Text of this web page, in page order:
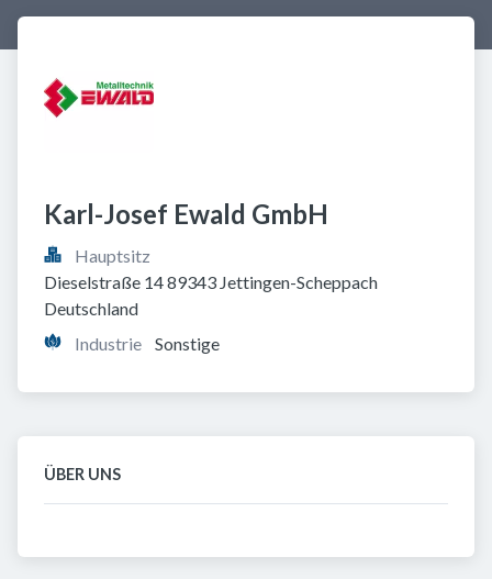
Karl-Josef Ewald GmbH
Hauptsitz
Dieselstraße 14 89343 Jettingen-Scheppach
Deutschland
Industrie
Sonstige
ÜBER UNS